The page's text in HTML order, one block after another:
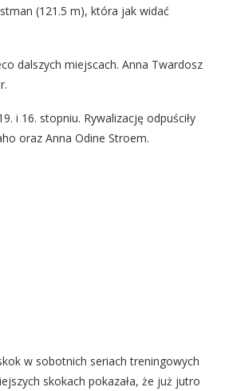
(121.5 m), która jak widać
dalszych miejscach. Anna Twardosz
i 16. stopniu. Rywalizację odpuściły
oraz Anna Odine Stroem.
w sobotnich seriach treningowych
skokach pokazała, że już jutro